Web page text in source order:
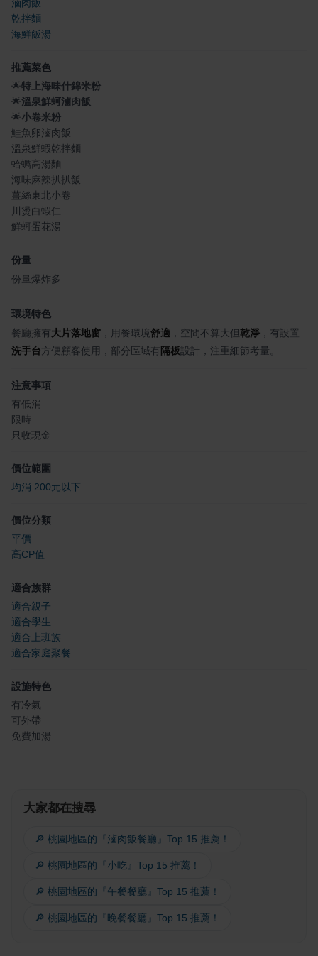
滷肉飯
乾拌麵
海鮮飯湯
推薦菜色
🌟特上海味什錦米粉
🌟溫泉鮮蚵滷肉飯
🌟小卷米粉
鮭魚卵滷肉飯
溫泉鮮蝦乾拌麵
蛤蠣高湯麵
海味麻辣扒扒飯
薑絲東北小卷
川燙白蝦仁
鮮蚵蛋花湯
份量
份量爆炸多
環境特色
餐廳擁有 大片落地窗 ，用餐環境舒適 ，空間不算大但乾淨 ，有設置
洗手台方便顧客使用，部分區域有 隔板設計，注重細節考量。
注意事項
有低消
限時
只收現金
價位範圍
均消 200元以下
價位分類
平價
高CP值
適合族群
適合親子
適合學生
適合上班族
適合家庭聚餐
設施特色
有冷氣
可外帶
免費加湯
大家都在搜尋
🔎 桃園地區的『滷肉飯餐廳』Top 15 推薦！
🔎 桃園地區的『小吃』Top 15 推薦！
🔎 桃園地區的『午餐餐廳』Top 15 推薦！
🔎 桃園地區的『晚餐餐廳』Top 15 推薦！